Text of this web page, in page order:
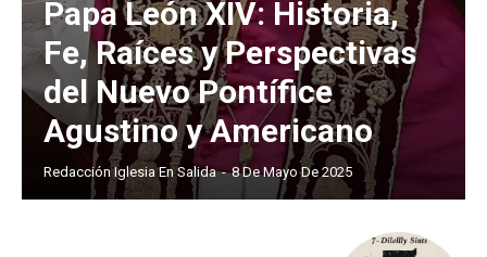
Papa León XIV: Historia,
Fe, Raíces y Perspectivas
del Nuevo Pontífice
Agustino y Americano
Redacción Iglesia En Salida - 8 De Mayo De 2025